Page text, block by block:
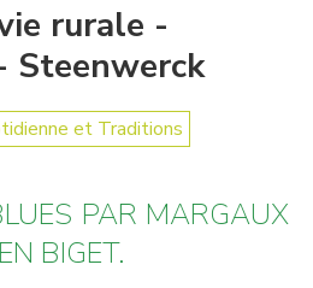
rurale -
Steenwerck
et Traditions
PAR MARGAUX
BIGET.